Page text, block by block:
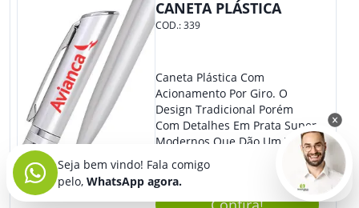
Qualidade Em Qualquer
Lugar. Benefícios: Além De
De Transportar, Possui Bateria
De Longa Duração E Conexão
Bluetooth, Permitindo Que
Você Conecte Seu Dispositivo
De Forma Prática E Sem Fios.
Prejudicada Mesmo Em
Ambientes Molhados,
Garantindo Uma Experiência
CANETA PLÁSTICA
COD.:339
Caneta Plástica Com
Acionamento Por Giro. O
Design Tradicional Porém
Com Detalhes Em Prata Super
Modernos Que Dão Um Toque
De Charme Na Peça.
Seja bem vindo! Fala comigo
pelo, WhatsApp agora.